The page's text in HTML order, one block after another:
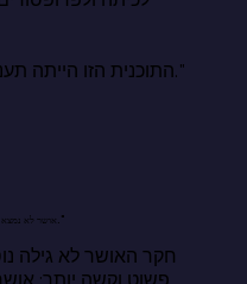
התוכנית הזו הייתה תענוג, באופן אישי, אקדמי ומקצועי."
"אושר לא נמצא במה שאנחנו יודעים. הוא נמצא במה שאנחנו עושים שוב ושוב."